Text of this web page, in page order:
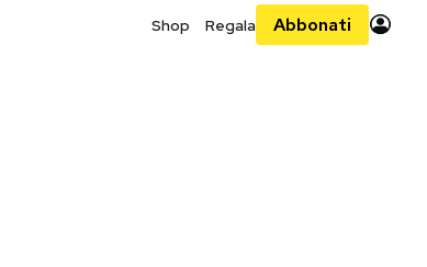
Shop Regala Abbonati